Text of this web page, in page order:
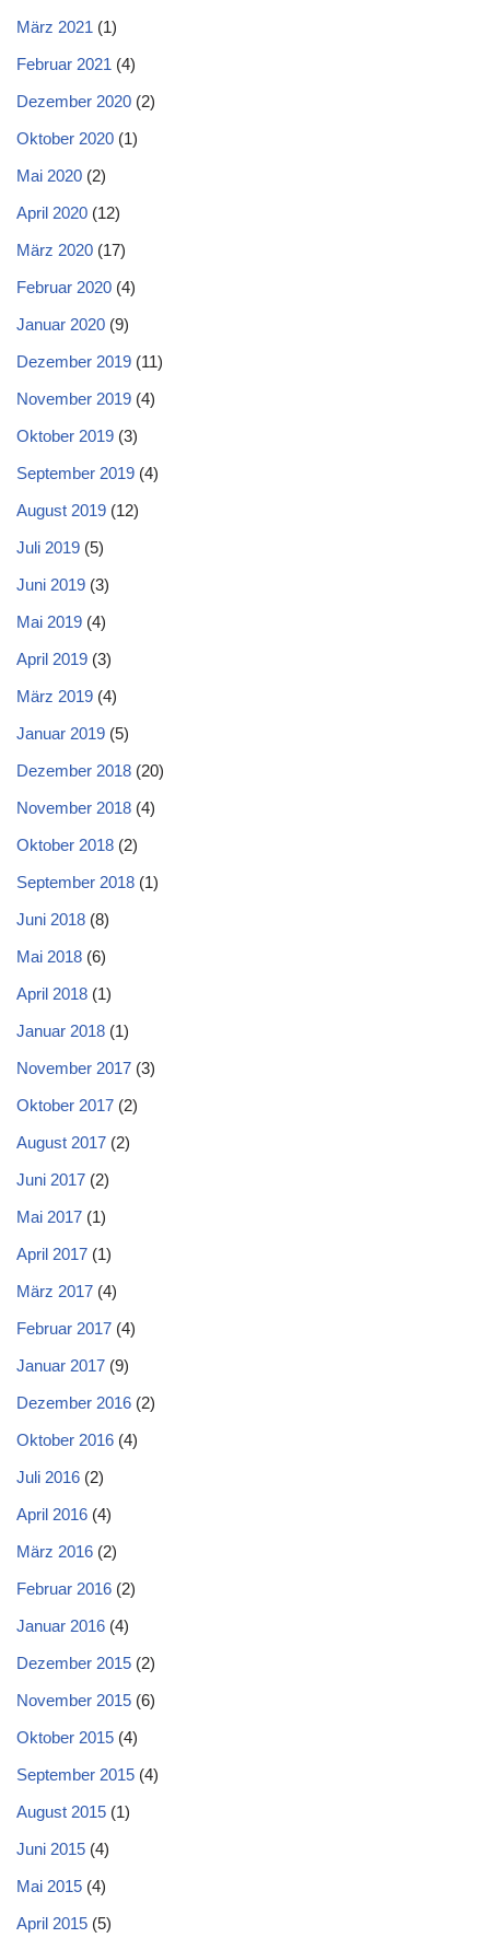
März 2021 (1)
Februar 2021 (4)
Dezember 2020 (2)
Oktober 2020 (1)
Mai 2020 (2)
April 2020 (12)
März 2020 (17)
Februar 2020 (4)
Januar 2020 (9)
Dezember 2019 (11)
November 2019 (4)
Oktober 2019 (3)
September 2019 (4)
August 2019 (12)
Juli 2019 (5)
Juni 2019 (3)
Mai 2019 (4)
April 2019 (3)
März 2019 (4)
Januar 2019 (5)
Dezember 2018 (20)
November 2018 (4)
Oktober 2018 (2)
September 2018 (1)
Juni 2018 (8)
Mai 2018 (6)
April 2018 (1)
Januar 2018 (1)
November 2017 (3)
Oktober 2017 (2)
August 2017 (2)
Juni 2017 (2)
Mai 2017 (1)
April 2017 (1)
März 2017 (4)
Februar 2017 (4)
Januar 2017 (9)
Dezember 2016 (2)
Oktober 2016 (4)
Juli 2016 (2)
April 2016 (4)
März 2016 (2)
Februar 2016 (2)
Januar 2016 (4)
Dezember 2015 (2)
November 2015 (6)
Oktober 2015 (4)
September 2015 (4)
August 2015 (1)
Juni 2015 (4)
Mai 2015 (4)
April 2015 (5)